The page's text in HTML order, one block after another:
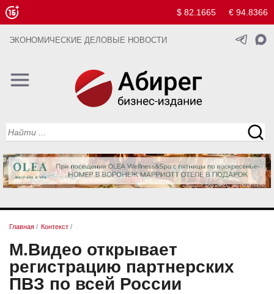
$ 82.1665 € 94.8366
ЭКОНОМИЧЕСКИЕ ДЕЛОВЫЕ НОВОСТИ
Главная / Контекст /
М.Видео открывает
регистрацию партнерских
ПВЗ по всей России